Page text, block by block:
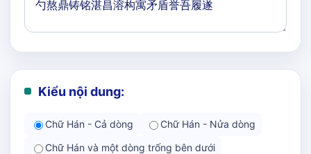
Kiểu nội dung:
Chữ Hán - Cả dòng
Chữ Hán - Nửa dòng
Chữ Hán và một dòng trống bên dưới